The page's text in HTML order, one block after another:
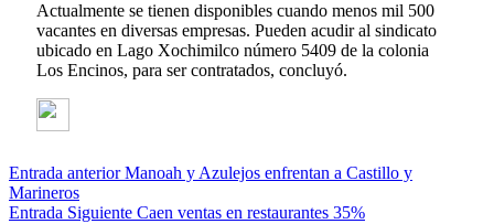
Actualmente se tienen disponibles cuando menos mil 500
vacantes en diversas empresas. Pueden acudir al sindicato
ubicado en Lago Xochimilco número 5409 de la colonia
Los Encinos, para ser contratados, concluyó.
Entrada anterior Manoah y Azulejos enfrentan a Castillo y
Marineros
Entrada Siguiente Caen ventas en restaurantes 35%